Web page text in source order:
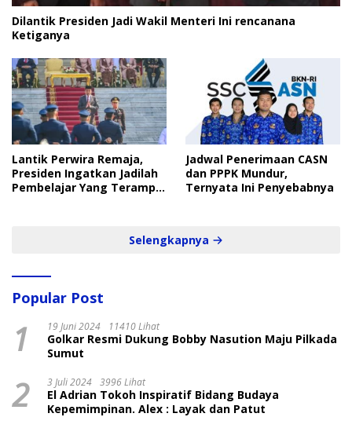
Dilantik Presiden Jadi Wakil Menteri Ini rencanana
Ketiganya
Lantik Perwira Remaja,
Presiden Ingatkan Jadilah
Pembelajar Yang Terampil
Jadwal Penerimaan CASN
dan PPPK Mundur,
Ternyata Ini Penyebabnya
Selengkapnya
Popular Post
1 19 Juni 2024 11410 Lihat
Golkar Resmi Dukung Bobby Nasution Maju Pilkada
Sumut
2 3 Juli 2024 3996 Lihat
El Adrian Tokoh Inspiratif Bidang Budaya
Kepemimpinan. Alex : Layak dan Patut